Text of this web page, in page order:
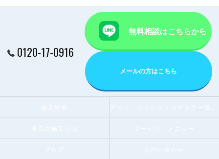
0120-17-0916
無料相談はこちらから
メールの方はこちら